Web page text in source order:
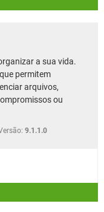
a sua vida.
permitem
arquivos,
ou
9.1.1.0